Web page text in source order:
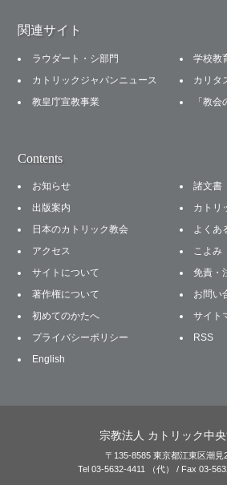
関連サイト
ラウダート・シ部門
学校教
カトリックジャパンニュース
カリタ
教皇庁宣教事業
「教
Contents
お知らせ
諸文書
出版案内
カトリ
日本のカトリック教会
よくあ
アクセス
こよみ
サイトについて
免責・
著作権について
お問い
初めてのかたへ
サイト
プライバシーポリシー
RSS
English
宗教法人 カトリック中
〒135-8585 東京都江東区潮見
Tel 03-5632-4411 （代） / Fax 03-